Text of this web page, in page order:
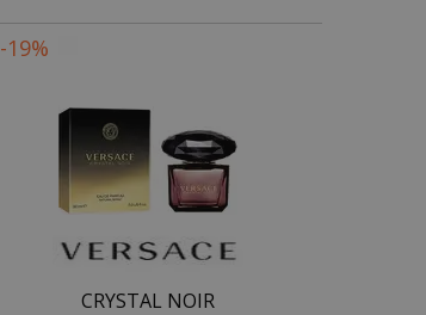
-19%
CRYSTAL NOIR